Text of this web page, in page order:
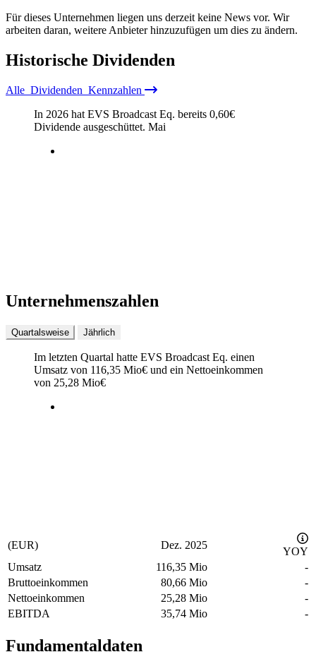
Für dieses Unternehmen liegen uns derzeit keine News vor. Wir
arbeiten daran, weitere Anbieter hinzuzufügen um dies zu ändern.
Historische Dividenden
Alle Dividenden Kennzahlen
In 2026 hat EVS Broadcast Eq. bereits 0,60€
Dividende ausgeschüttet. Mai
Unternehmenszahlen
Quartalsweise Jährlich
Im letzten Quartal hatte EVS Broadcast Eq. einen
Umsatz von 116,35 Mio€ und ein Nettoeinkommen
von 25,28 Mio€
(EUR) Dez. 2025
YOY
Umsatz
116,35 Mio
-
Bruttoeinkommen
80,66 Mio
-
Nettoeinkommen
25,28 Mio
-
EBITDA
35,74 Mio -
Fundamentaldaten